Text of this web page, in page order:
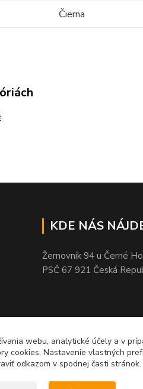
Čierna
KDE NÁS
Žernovník 94 u Černé
PSČ 67 921 Česká
webu, analytické účely a v
cookies. Nastavenie vlastných
odkazom v spodnej časti stránok.